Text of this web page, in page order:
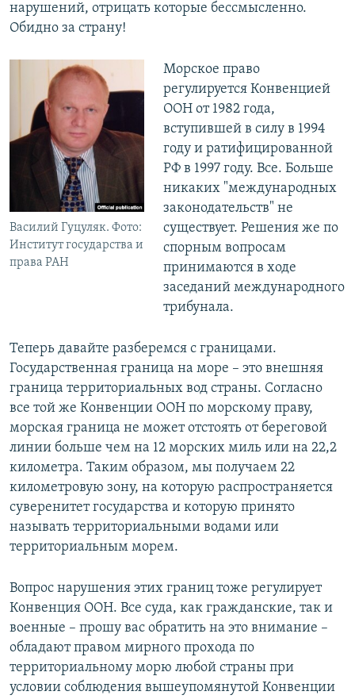
нарушений, отрицать которые бессмысленно.
Обидно за страну!
Василий Гуцуляк. Фото:
Институт государства и
права РАН
Морское право
регулируется Конвенцией
ООН от 1982 года,
вступившей в силу в 1994
году и ратифицированной
РФ в 1997 году. Все. Больше
никаких "международных
законодательств" не
существует. Решения же по
спорным вопросам
принимаются в ходе
заседаний международного
трибунала.
Теперь давайте разберемся с границами.
Государственная граница на море – это внешняя
граница территориальных вод страны. Согласно
все той же Конвенции ООН по морскому праву,
морская граница не может отстоять от береговой
линии больше чем на 12 морских миль или на 22,2
километра. Таким образом, мы получаем 22
километровую зону, на которую распространяется
суверенитет государства и которую принято
называть территориальными водами или
территориальным морем.
Вопрос нарушения этих границ тоже регулирует
Конвенция ООН. Все суда, как гражданские, так и
военные – прошу вас обратить на это внимание –
обладают правом мирного прохода по
территориальному морю любой страны при
условии соблюдения вышеупомянутой Конвенции